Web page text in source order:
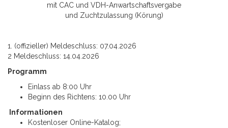
mit CAC und VDH-Anwartschaftsvergabe
und Zuchtzulassung (Körung)
1. (offizieller) Meldeschluss: 07.04.2026
2 Meldeschluss: 14.04.2026
Programm
Einlass ab 8:00 Uhr
Beginn des Richtens: 10.00 Uhr
Informationen
Kostenloser Online-Katalog;